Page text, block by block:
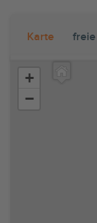
Karte
+
−